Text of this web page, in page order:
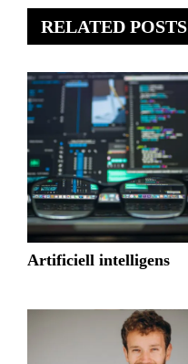
RELATED POSTS
Artificiell intelligens